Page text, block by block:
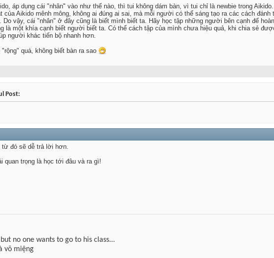
áp dụng cái "nhân" vào như thế nào, thì tui không dám bàn, vì tui chỉ là newbie trong
của Aikido mênh mông, không ai đúng ai sai, mà mỗi người có thể sáng tạo ra các cách
Do vậy, cái "nhân" ở đây cũng là biết mình biết ta. Hãy học tập những người bên cạnh để
là một khía cạnh biết người biết ta. Có thể cách tập của mình chưa hiệu quả, khi chia sẻ
người khác tiến bộ nhanh hơn.
quá, không biết bàn ra sao
Post:
từ đó sẽ dễ trả lời hơn.
quan trọng là học tới đâu và ra gì!
no one wants to go to his class...
võ miệng